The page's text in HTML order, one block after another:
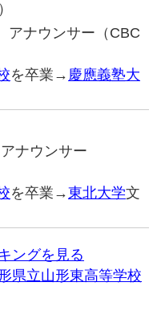
アナウンサー（CBC
を卒業→ 慶應義塾大
ナウンサー
を卒業→東北大学文
ングを見る
県立山形東高等学校